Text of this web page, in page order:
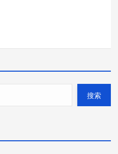
搜索